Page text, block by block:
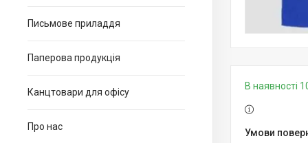
Письмове приладдя
Паперова продукція
Канцтовари для офiсу
Про нас
В наявності